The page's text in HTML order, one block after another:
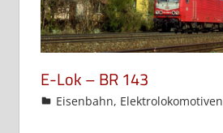
E-Lok – BR 143
admin
Eisenbahn, Elektrolokomotiven